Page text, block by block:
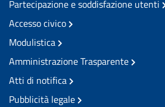
Partecipazione e soddisfazione utenti
Accesso civico
Modulistica
Amministrazione Trasparente
Atti di notifica
Pubblicità legale